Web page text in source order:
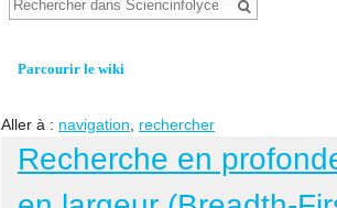
Parcourir le wiki
Aller à : navigation rechercher
Recherche en